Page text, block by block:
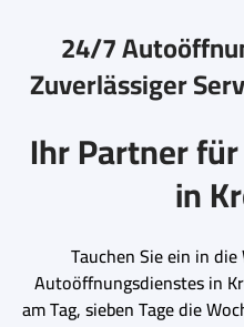
24/7
Zuverlässiger
Ihr Partner
in
Tauchen Sie ein in
Autoöffnungsdienstes in
am Tag, sieben Tage die